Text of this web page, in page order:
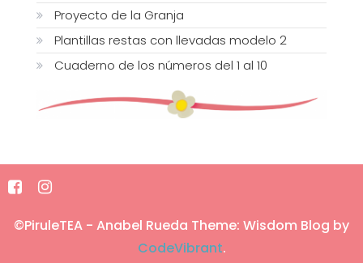
Proyecto de la Granja
Plantillas restas con llevadas modelo 2
Cuaderno de los números del 1 al 10
©PiruleTEA - Anabel Rueda Theme: Wisdom Blog by
CodeVibrant.